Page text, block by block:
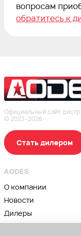
вопросам
обратитесь к
Официальный сайт
© 2022–2026
AODES
О компании
Новости
Дилеры
Контакты
Стать дилером